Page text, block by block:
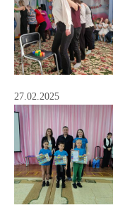
27.02.2025